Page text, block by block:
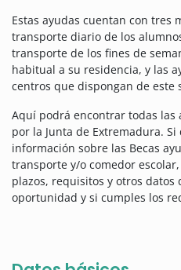
Estas ayudas cuentan con tres
transporte diario de los
transporte de los fines de
habitual a su residencia, y las
centros que dispongan de este
Aquí podrá encontrar todas las
por la Junta de Extremadura.
información sobre las Becas
transporte y/o comedor
plazos, requisitos y otros datos
oportunidad y si cumples los